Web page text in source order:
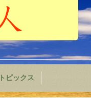
トピックス